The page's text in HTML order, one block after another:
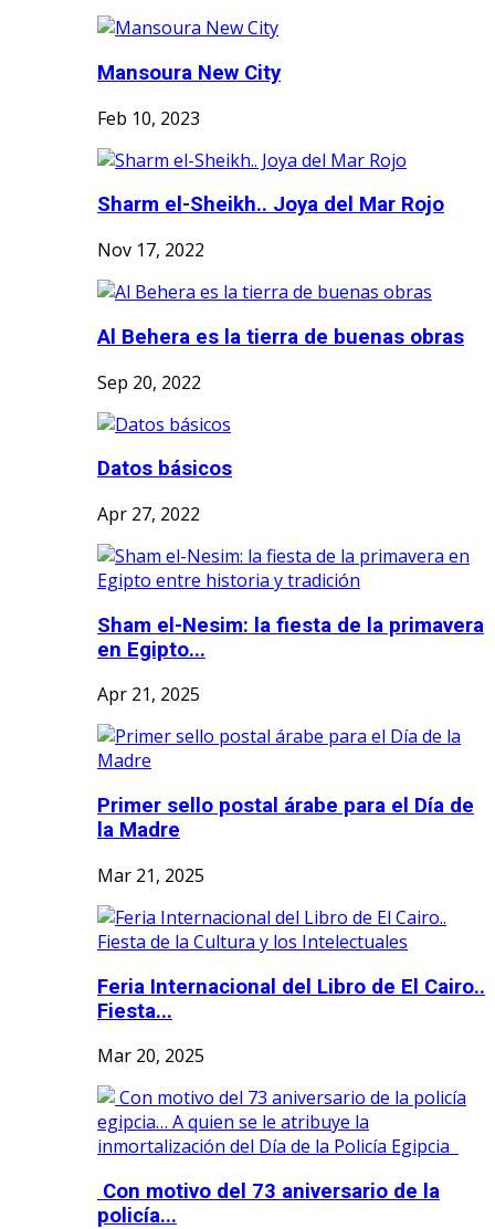
Mansoura New City
Feb 10, 2023
Sharm el-Sheikh.. Joya del Mar Rojo
Nov 17, 2022
Al Behera es la tierra de buenas obras
Sep 20, 2022
Datos básicos
Apr 27, 2022
Sham el-Nesim: la fiesta de la primavera
en Egipto...
Apr 21, 2025
Primer sello postal árabe para el Día de
la Madre
Mar 21, 2025
Feria Internacional del Libro de El Cairo..
Fiesta...
Mar 20, 2025
Con motivo del 73 aniversario de la
policía...